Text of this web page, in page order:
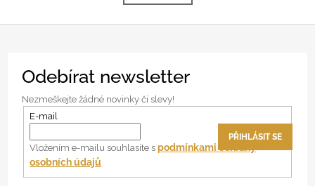
l
á
c
í
p
k
v
k
v
Odebírat newsletter
Nezmeškejte žádné novinky či slevy!
E-mail
Vložením e-mailu souhlasíte spodmínkami ochrany
osobních údajů
PŘIHLÁSIT SE